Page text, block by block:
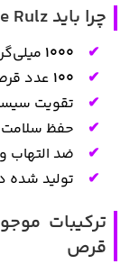
چرا باید Shilajit Muscle Rulz را انتخاب کنید؟
1000
100 عدد
تقویت
حفظ سلامت
ضد التهاب
تولید شده
قرص